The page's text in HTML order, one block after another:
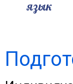
язык